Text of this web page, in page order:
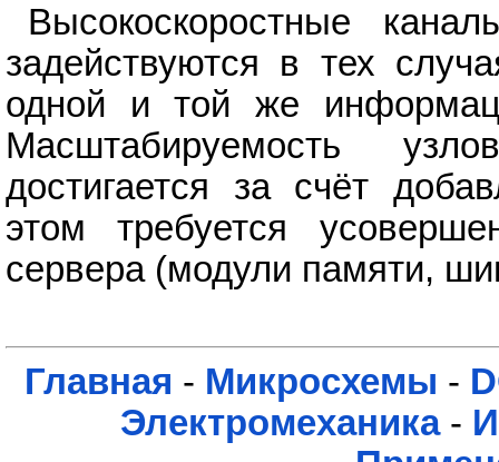
Высокоскоростные
задействуются в тех
одной и той же
Масштабируемость
достигается за счёт
этом требуется
сервера (модули памяти,
Главная - Микросхемы -
Электромеханика-